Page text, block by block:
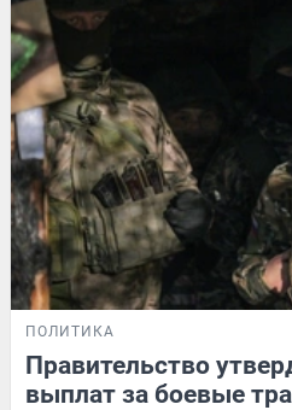
ПОЛИТИКА
Правительство
выплат за боевые